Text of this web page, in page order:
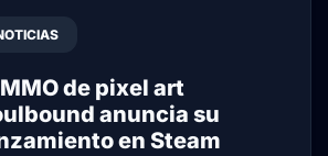
de pixel art
anuncia su
en Steam